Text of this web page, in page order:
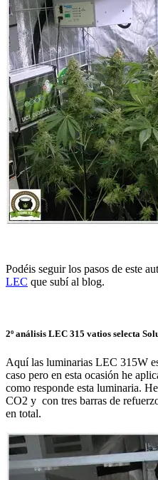
Podéis seguir los pasos de este
LEC que subí al blog.
2º análisis LEC 315 vatios selecta
Aquí las luminarias LEC 315W
caso pero en esta ocasión he
como responde esta luminaria.
CO2 y con tres barras de
en total.